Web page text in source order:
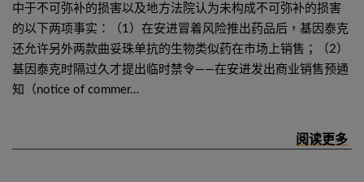
中于不可弥补的损害以及地方法院认为未构成不可弥补的损害
的以下两项事实：（1）在安进冒着风险推出药品后，基因泰克
还允许另外两款曲妥珠单抗的生物类似药在市场上销售；（2）
基因泰克时隔过久才提出临时禁令——在安进发出商业销售预通
知（notice of commer…